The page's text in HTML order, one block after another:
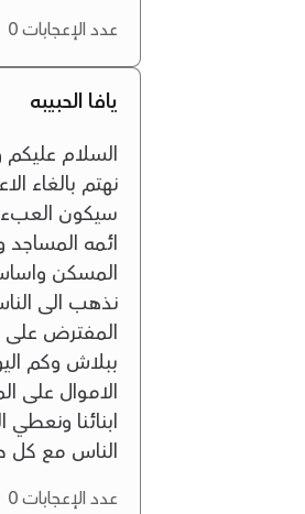
عدد الإعجابات
يافا الحبيبه
السلام
نهتم بالغاء
سيكون العبء
ائمه المساجد
المسكن
نذهب الى
المفترض على
ببلاش وكم
الاموال على
ابنائنا
الناس مع كل
عدد الإعجابات